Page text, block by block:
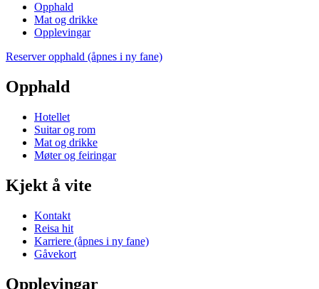
Opphald
Mat og drikke
Opplevingar
Reserver opphald (åpnes i ny fane)
Opphald
Hotellet
Suitar og rom
Mat og drikke
Møter og feiringar
Kjekt å vite
Kontakt
Reisa hit
Karriere (åpnes i ny fane)
Gåvekort
Opplevingar